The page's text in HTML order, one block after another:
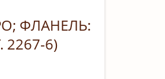
ФЛАНЕЛЬ:
2267-6)